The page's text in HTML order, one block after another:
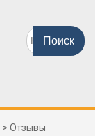
Поиск
по:
> Отзывы